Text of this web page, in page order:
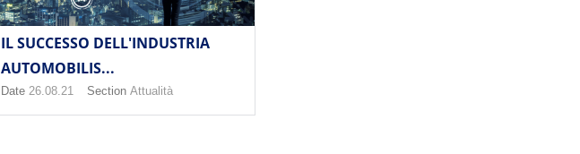
IL SUCCESSO DELL'INDUSTRIA
AUTOMOBILIS...
Date 26.08.21 Section Attualità